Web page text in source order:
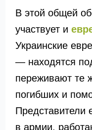
В этой общей
участвует и
Украинские
— находятся
переживают те
погибших и
Представители
в армии,